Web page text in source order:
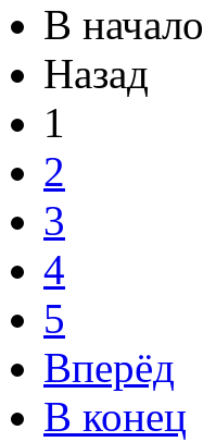
В начало
Назад
1
2
3
4
5
Вперёд
В конец